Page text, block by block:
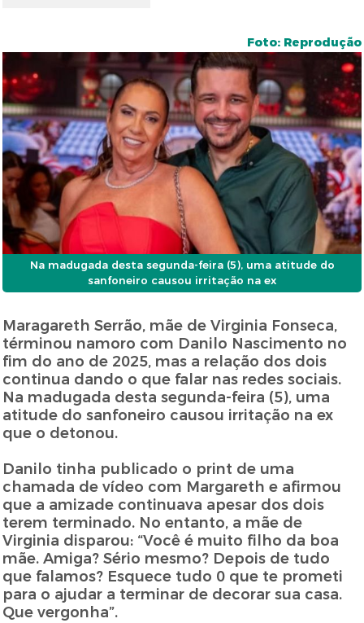
Foto: Reprodução
Na madugada desta segunda-feira (5), uma atitude do
sanfoneiro causou irritação na ex
Maragareth Serrão, mãe de Virginia Fonseca,
términou namoro com Danilo Nascimento no
fim do ano de 2025, mas a relação dos dois
continua dando o que falar nas redes sociais.
Na madugada desta segunda-feira (5), uma
atitude do sanfoneiro causou irritação na ex
que o detonou.
Danilo tinha publicado o print de uma
chamada de vídeo com Margareth e afirmou
que a amizade continuava apesar dos dois
terem terminado. No entanto, a mãe de
Virginia disparou: “Você é muito filho da boa
mãe. Amiga? Sério mesmo? Depois de tudo
que falamos? Esquece tudo 0 que te prometi
para o ajudar a terminar de decorar sua casa.
Que vergonha”.